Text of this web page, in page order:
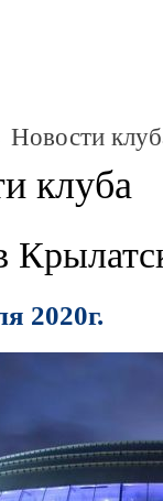
Новости
клуба
2020г.